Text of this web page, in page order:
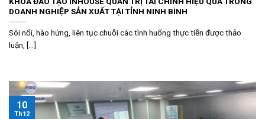
DOANH NGHIỆP SẢN XUẤT TẠI TỈNH NINH BÌNH
Sôi nổi, hào hứng, liên tục chuỗi các tình huống thực tiễn được thảo
luận, [...]
10
Th12